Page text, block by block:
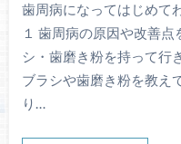
歯周病になってはじめて
１ 歯周病の原因や改善
シ・歯磨き粉を持って行
ブラシや歯磨き粉を教え
り…